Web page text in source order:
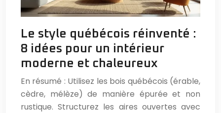
Le style québécois réinventé :
8 idées pour un intérieur
moderne et chaleureux
En résumé : Utilisez les bois québécois (érable,
cèdre, mélèze) de manière épurée et non
rustique. Structurez les aires ouvertes avec